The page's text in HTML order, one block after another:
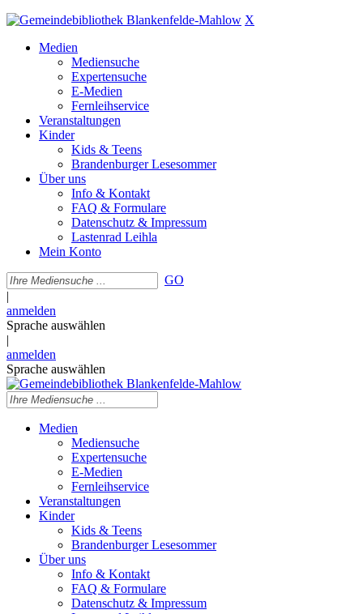
X
Medien
Mediensuche
Expertensuche
E-Medien
Fernleihservice
Veranstaltungen
Kinder
Kids & Teens
Brandenburger Lesesommer
Über uns
Info & Kontakt
FAQ & Formulare
Datenschutz & Impressum
Lastenrad Leihla
Mein Konto
GO
|
anmelden
Sprache auswählen
|
anmelden
Sprache auswählen
Medien
Mediensuche
Expertensuche
E-Medien
Fernleihservice
Veranstaltungen
Kinder
Kids & Teens
Brandenburger Lesesommer
Über uns
Info & Kontakt
FAQ & Formulare
Datenschutz & Impressum